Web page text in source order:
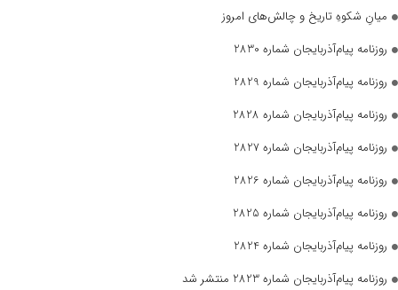
میانِ شکوهِ تاریخ و چالش‌های امروز
روزنامه پیام‌آذربایجان شماره 2830
روزنامه پیام‌آذربایجان شماره 2829
روزنامه پیام‌آذربایجان شماره 2828
روزنامه پیام‌آذربایجان شماره 2827
روزنامه پیام‌آذربایجان شماره 2826
روزنامه پیام‌آذربایجان شماره 2825
روزنامه پیام‌آذربایجان شماره 2824
روزنامه پیام‌آذربایجان شماره 2823 منتشر شد